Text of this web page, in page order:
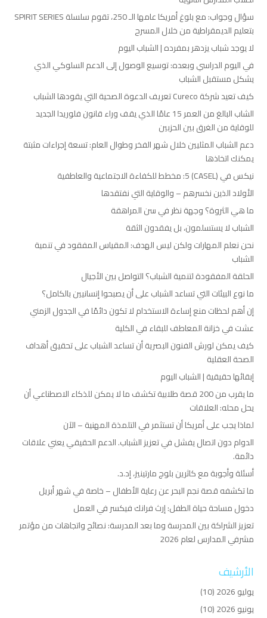
سؤال وجواب: مع بلوغ أمريكا عامها الـ 250، تقوم سلسلة SPIRIT SERIES
بتعليم الديمقراطية من خلال المسرح
لا يوجد شباب يزدهر بمفرده | الشباب اليوم
في اليوم الدراسي وبعده: توسيع الوصول إلى الدعم السلوكي الذي
يشكل مستقبل الشباب
كيف تعيد شركة Cureco تعريف الدعوة الصحية التي يقودها الشباب
الشاب البالغ من العمر 15 عامًا الذي يقف وراء قانون فلوريدا الجديد
للوقاية من الغرق بين الحزبين
دعم الشباب المثليين خلال شهر الفخر وطوال العام: تسعة إجراءات مثبتة
يمكنك اتخاذها
نيكس في (CASEL) 5: مخطط للكفاءة الاجتماعية والعاطفية
الأولاد الذين نخسرهم – والوقاية التي نفتقدها
ما هي الثروة؟ وجهة نظر في سن المراهقة
الشباب لا يستسلمون، بل يفقدون الثقة
نحن نعلم المهارات ولكن ليس الهدف: المقياس المفقود في تنمية
الشباب
الحلقة المفقودة لتنمية الشباب؟ التواصل بين الأجيال
ما نوع البيئات التي تساعد الشباب على أن يصبحوا إنسانيين بالكامل؟
إن أهم لحظات منع إساءة الاستخدام لا تكون دائمًا في الجدول الزمني
عشت في خزانة المعاطف للبقاء في الكلية
كيف يمكن لورش الفنون البصرية أن تساعد الشباب على تحقيق أهداف
الصحة العقلية
إبقائها حقيقية | الشباب اليوم
ما يقرب من 200 قصة طلابية تكشف ما لا يمكن للذكاء الاصطناعي أن
يحل محله: العلاقات
لماذا يجب على أمريكا أن تستثمر في التلمذة المهنية – الآن
الدوام دون اتصال يفشل في تعزيز الشباب. الدعم الحقيقي يعني علاقات
دائمة.
أسئلة وأجوبة مع كاثرين بلوج مارتينيز، إد.د.
ما تكشفه قصة نجم البحر عن رعاية الأطفال – خاصة في شهر أبريل
دخول مساحة حياة الطفل: إرث فرانك فيكسر في العمل
تعزيز الشراكة بين المدرسة وما بعد المدرسة: نصائح واتجاهات من مؤتمر
مشرفي المدارس لعام 2026
الأرشيف
يوليو 2026
(10)
يونيو 2026
(10)